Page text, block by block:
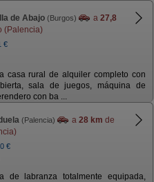
de Abajo (Burgos) a 27,8
(Palencia)
€
casa rural de alquiler completo con
sala de juegos, máquina de
con ba ...
(Palencia) a 28 km de
€
de labranza totalmente equipada,